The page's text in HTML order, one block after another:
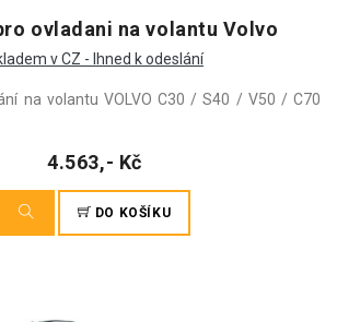
ovladani na volantu Volvo
v CZ - Ihned k odeslání
na volantu VOLVO C30 / S40 / V50 / C70
4.563,- Kč
DO KOŠÍKU